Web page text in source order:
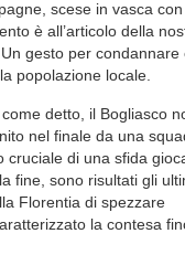
scese in vasca
è all’articolo della
gesto per condannare
popolazione locale.
detto, il Bogliasco
nel finale da una
cruciale di una sfida
fine, sono risultati gli
Florentia di spezzare
la contesa